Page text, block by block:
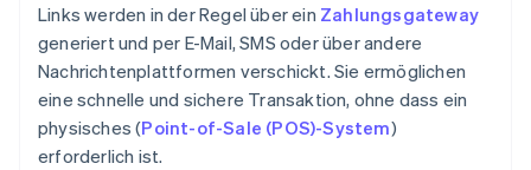
Links werden in der Regel über ein Zahlungsgateway
generiert und per E-Mail, SMS oder über andere
Nachrichtenplattformen verschickt. Sie ermöglichen
eine schnelle und sichere Transaktion, ohne dass ein
physisches (Point-of-Sale (POS)-System)
erforderlich ist.